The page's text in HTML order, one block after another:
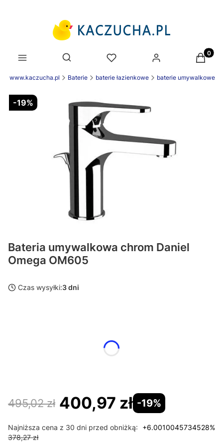
Otwórz wyszukiwarkę
www.kaczucha.pl Baterie baterie łazienkowe baterie umywalkowe
-19%
Bateria umywalkowa chrom Daniel
Omega OM605
Czas wysyłki:3 dni
495,02 zł 400,97 zł -19%
Najniższa cena z 30 dni przed obniżką:
378,27 zł
+6.0010045734528%